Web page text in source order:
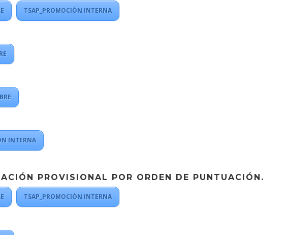
TSAP_PROMOCIÓN INTERNA
INTERNA
PROVISIONAL POR ORDEN DE PUNTUACIÓN.
TSAP_PROMOCIÓN INTERNA